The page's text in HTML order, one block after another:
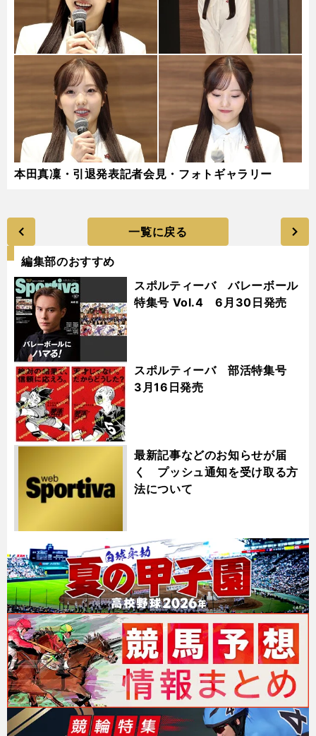
本田真凜・引退発表記者会見・フォトギャラリー
一覧に戻る
編集部のおすすめ
スポルティーバ バレーボール
特集号 Vol.4 6月30日発売
スポルティーバ 部活特集号
3月16日発売
最新記事などのお知らせが届
く プッシュ通知を受け取る方
法について